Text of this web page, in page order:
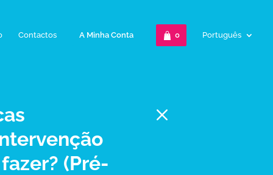
Contactos A Minha Conta 0 Português
(Pré-
M